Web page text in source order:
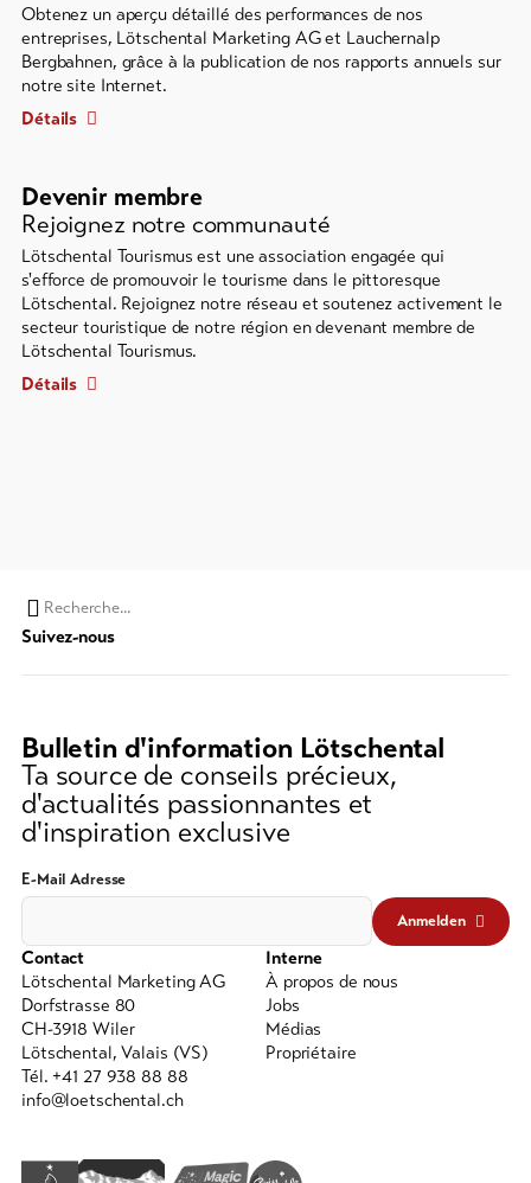
Obtenez un aperçu détaillé des performances de nos
entreprises, Lötschental Marketing AG et Lauchernalp
Bergbahnen, grâce à la publication de nos rapports annuels sur
notre site Internet.
Détails
Devenir membre
Rejoignez notre communauté
Lötschental Tourismus est une association engagée qui
s'efforce de promouvoir le tourisme dans le pittoresque
Lötschental. Rejoignez notre réseau et soutenez activement le
secteur touristique de notre région en devenant membre de
Lötschental Tourismus.
Détails
Chaine
de
recherche
moins
3
caractères)
Suivez-nous
Bulletin d'information Lötschental
Ta source de conseils précieux,
d'actualités passionnantes et
d'inspiration exclusive
E-Mail Adresse
Anmelden
Contact
Lötschental Marketing AG
Dorfstrasse 80
CH-3918 Wiler
Lötschental, Valais (VS)
Tél. +41 27 938 88 88
info@loetschental.ch
Interne
À propos de nous
Jobs
Médias
Propriétaire